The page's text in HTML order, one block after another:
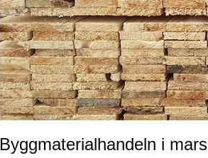
Byggmaterialhandeln i